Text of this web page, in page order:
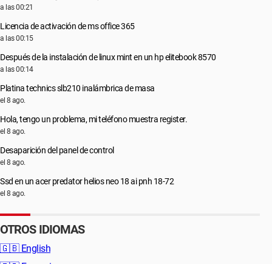
a las 00:21
Licencia de activación de ms office 365
a las 00:15
Después de la instalación de linux mint en un hp elitebook 8570
a las 00:14
Platina technics slb210 inalámbrica de masa
el 8 ago.
Hola, tengo un problema, mi teléfono muestra register.
el 8 ago.
Desaparición del panel de control
el 8 ago.
Ssd en un acer predator helios neo 18 ai pnh 18-72
el 8 ago.
OTROS IDIOMAS
🇬🇧 English